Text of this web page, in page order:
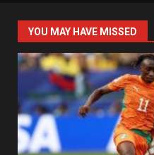
YOU MAY HAVE MISSED